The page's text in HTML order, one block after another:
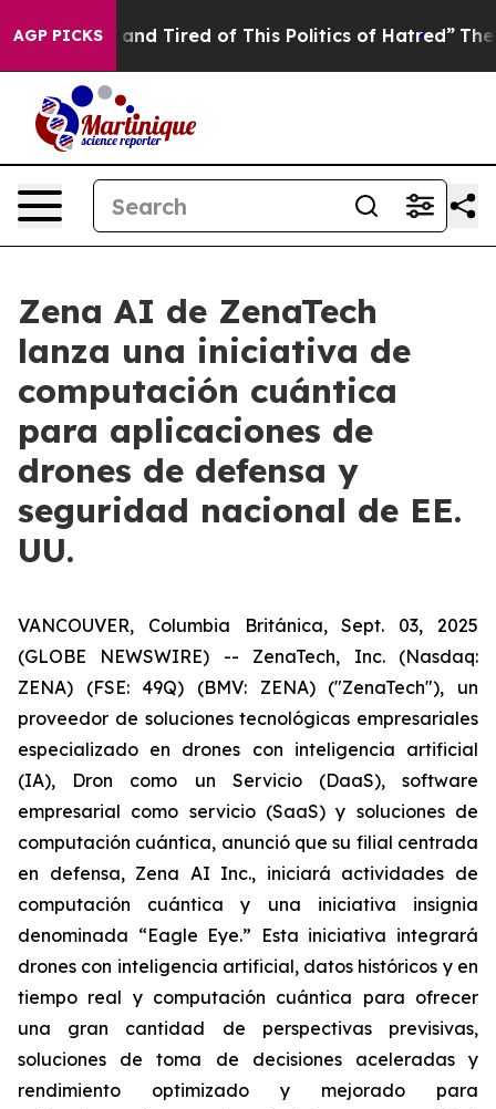
AGP PICKS
and Tired of This Politics of Hatred” The Story
Zena AI de ZenaTech
lanza una iniciativa de
computación cuántica
para aplicaciones de
drones de defensa y
seguridad nacional de EE.
UU.
VANCOUVER, Columbia Británica, Sept. 03, 2025
(GLOBE NEWSWIRE) -- ZenaTech, Inc. (Nasdaq:
ZENA) (FSE: 49Q) (BMV: ZENA) ("ZenaTech"), un
proveedor de soluciones tecnológicas empresariales
especializado en drones con inteligencia artificial
(IA), Dron como un Servicio (DaaS), software
empresarial como servicio (SaaS) y soluciones de
computación cuántica, anunció que su filial centrada
en defensa, Zena AI Inc., iniciará actividades de
computación cuántica y una iniciativa insignia
denominada “Eagle Eye.” Esta iniciativa integrará
drones con inteligencia artificial, datos históricos y en
tiempo real y computación cuántica para ofrecer
una gran cantidad de perspectivas previsivas,
soluciones de toma de decisiones aceleradas y
rendimiento optimizado y mejorado para